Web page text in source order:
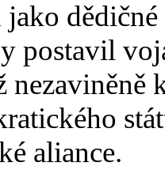
jako
postavil
nezaviněně
aliance.